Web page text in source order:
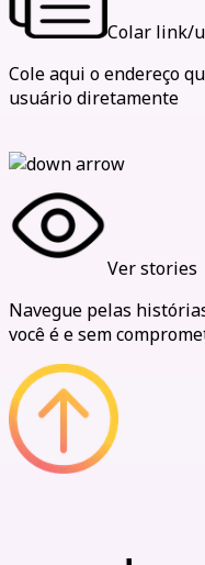
Colar link/
Cole aqui o endereço
usuário diretamente
Ver stories
Navegue pelas
você é e sem